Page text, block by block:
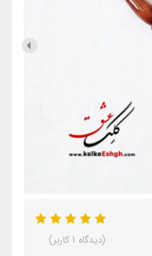
(دیدگاه 1 کاربر)